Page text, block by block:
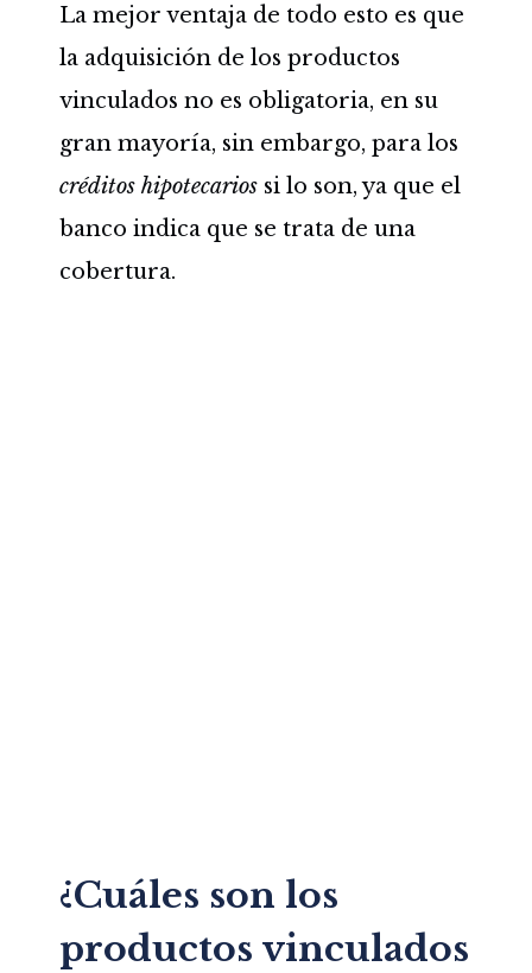
La mejor ventaja de todo esto es que
la adquisición de los productos
vinculados no es obligatoria, en su
gran mayoría, sin embargo, para los
créditos hipotecariossi lo son, ya que el
banco indica que se trata de una
cobertura.
¿Cuáles son los
productos vinculados